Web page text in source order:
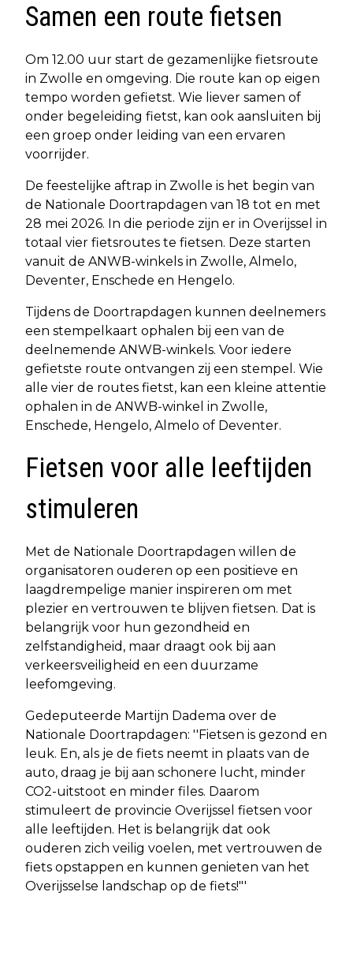
Samen een route fietsen
Om 12.00 uur start de gezamenlijke fietsroute
in Zwolle en omgeving. Die route kan op eigen
tempo worden gefietst. Wie liever samen of
onder begeleiding fietst, kan ook aansluiten bij
een groep onder leiding van een ervaren
voorrijder.
De feestelijke aftrap in Zwolle is het begin van
de Nationale Doortrapdagen van 18 tot en met
28 mei 2026. In die periode zijn er in Overijssel in
totaal vier fietsroutes te fietsen. Deze starten
vanuit de ANWB-winkels in Zwolle, Almelo,
Deventer, Enschede en Hengelo.
Tijdens de Doortrapdagen kunnen deelnemers
een stempelkaart ophalen bij een van de
deelnemende ANWB-winkels. Voor iedere
gefietste route ontvangen zij een stempel. Wie
alle vier de routes fietst, kan een kleine attentie
ophalen in de ANWB-winkel in Zwolle,
Enschede, Hengelo, Almelo of Deventer.
Fietsen voor alle leeftijden
stimuleren
Met de Nationale Doortrapdagen willen de
organisatoren ouderen op een positieve en
laagdrempelige manier inspireren om met
plezier en vertrouwen te blijven fietsen. Dat is
belangrijk voor hun gezondheid en
zelfstandigheid, maar draagt ook bij aan
verkeersveiligheid en een duurzame
leefomgeving.
Gedeputeerde Martijn Dadema over de
Nationale Doortrapdagen: ''Fietsen is gezond en
leuk. En, als je de fiets neemt in plaats van de
auto, draag je bij aan schonere lucht, minder
CO2-uitstoot en minder files. Daarom
stimuleert de provincie Overijssel fietsen voor
alle leeftijden. Het is belangrijk dat ook
ouderen zich veilig voelen, met vertrouwen de
fiets opstappen en kunnen genieten van het
Overijsselse landschap op de fiets!"'